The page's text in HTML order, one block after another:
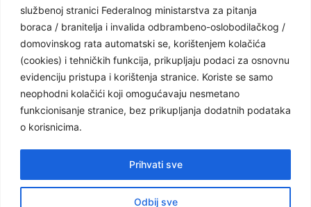
službenoj stranici Federalnog ministarstva za pitanja
boraca / branitelja i invalida odbrambeno-oslobodilačkog /
domovinskog rata automatski se, korištenjem kolačića
(cookies) i tehničkih funkcija, prikupljaju podaci za osnovnu
evidenciju pristupa i korištenja stranice. Koriste se samo
neophodni kolačići koji omogućavaju nesmetano
funkcionisanje stranice, bez prikupljanja dodatnih podataka
o korisnicima.
Odbij sve
Prihvati sve
Youtube Kanal
Linkovi
Vlada Federacije Bosne i Hercegovine
Federalno ministarstvo finansija
Federalno ministarstvo rada i socijalne politike